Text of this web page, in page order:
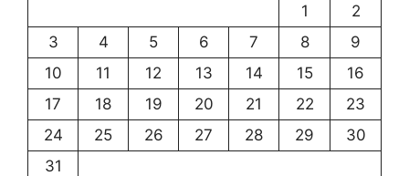
1
2
3
4 5 6 7 8
9
10
11 12 13 14 15
16
17
18 19 20 21 22
23
24
25 26 27 28 29
30
31